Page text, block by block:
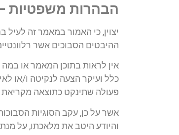
הבהרות משפטיות
יצוין, כי האמור במאמר זה לעיל
ההיבטים הסבוכים אשר
אין לראות בתוכן המאמר או במה
כלל ועיקר הצעה לנקיטה ו/או
פעולה שתינקט כתוצאה
אשר על כן, עקב הסוגיות
והיודע היטב את מלאכתו, על